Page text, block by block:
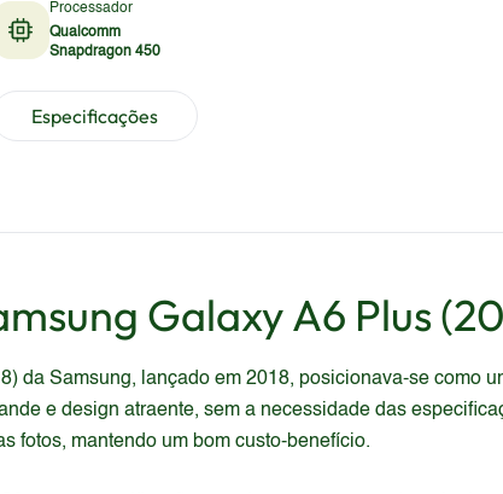
Processador
Qualcomm
Snapdragon 450
Especificações
Galaxy A6 Plus
da Samsung, lançado em 2018, posicionava-se como
e design atraente, sem a necessidade das
fotos, mantendo um bom custo-benefício.